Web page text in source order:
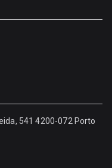
541 4200-072 Porto